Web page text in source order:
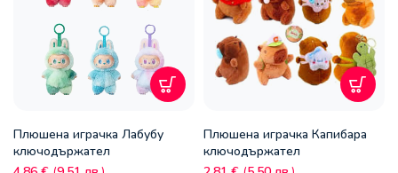
Плюшена играчка Лабубу
ключодържател
Плюшена играчка Капибара
ключодържател